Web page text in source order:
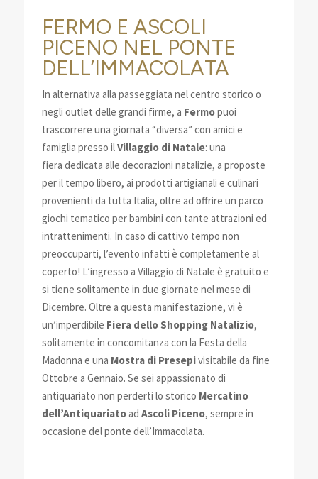
FERMO E ASCOLI
PICENO NEL PONTE
DELL’IMMACOLATA
In alternativa alla passeggiata nel centro storico o
negli outlet delle grandi firme, a Fermopuoi
trascorrere una giornata “diversa” con amici e
famiglia presso ilVillaggio di Natale: una
fiera dedicata alle decorazioni natalizie, a proposte
per il tempo libero, ai prodotti artigianali e culinari
provenienti da tutta Italia, oltre ad offrire un parco
giochi tematico per bambini con tante attrazioni ed
intrattenimenti. In caso di cattivo tempo non
preoccuparti, l’evento infatti è completamente al
coperto! L’ingresso a Villaggio di Natale è gratuito e
si tiene solitamente in due giornate nel mese di
Dicembre. Oltre a questa manifestazione, vi è
un’imperdibile Fiera dello Shopping Natalizio,
solitamente in concomitanza con la Festa della
Madonna e una Mostra di Presepivisitabile da fine
Ottobre a Gennaio. Se sei appassionato di
antiquariato non perderti lo storico Mercatino
dell’Antiquariatoad Ascoli Piceno, sempre in
occasione del ponte dell’Immacolata.